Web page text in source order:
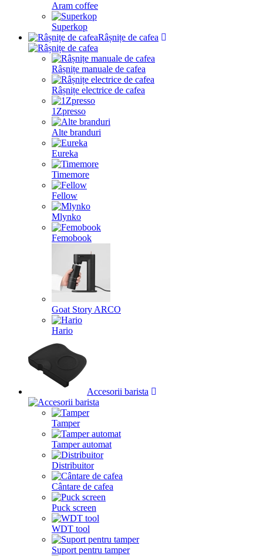
Aram coffee
Superkop
Râșnițe de cafea
Râșnițe manuale de cafea
Râșnițe electrice de cafea
1Zpresso
Alte branduri
Eureka
Timemore
Fellow
Mlynko
Femobook
Goat Story ARCO
Hario
Accesorii barista
Tamper
Tamper automat
Distribuitor
Cântare de cafea
Puck screen
WDT tool
Suport pentru tamper